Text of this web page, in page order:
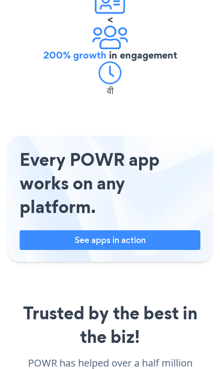
<
200% growth in engagement
वी
Every POWR app
works on any
platform.
See apps in action
Trusted by the best in
the biz!
POWR has helped over a half million